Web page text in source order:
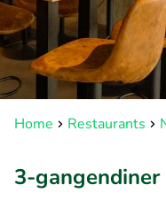
Home Restaurants
3-